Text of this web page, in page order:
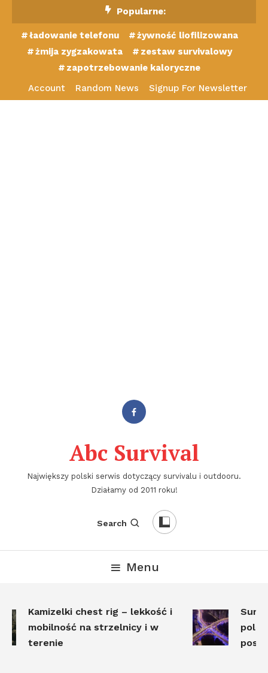
Content
Popularne:
ładowanie telefonu
żywność liofilizowana
żmija zygzakowata
zestaw survivalowy
zapotrzebowanie kaloryczne
Account
Random News Signup For Newsletter
Abc Survival
Największy polski serwis dotyczący survivalu i outdooru.
Działamy od 2011 roku!
Search
Menu
Kamizelki chest rig – lekkość i
mobilność na strzelnicy i w
terenie